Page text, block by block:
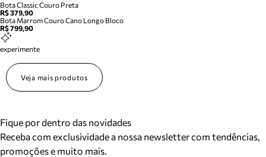
Bota Classic Couro Preta
R$ 379,90
Bota Marrom Couro Cano Longo Bloco
R$ 799,90
experimente
Veja mais produtos
Fique por dentro das novidades
Receba com exclusividade a nossa newsletter com tendências,
promoções e muito mais.